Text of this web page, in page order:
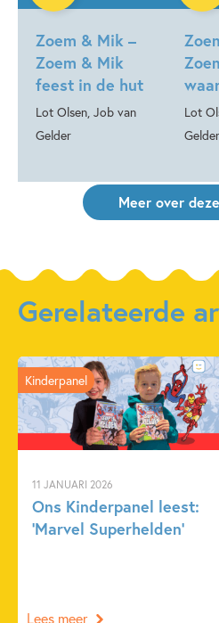
Zoem & Mik –
Zoem & Mik
feest in de hut
Lot Olsen, Job van
Gelder
Lot
Gelder
Meer over
Gerelateerde
11 JANUARI 2026
Ons Kinderpanel leest:
‘Marvel Superhelden’
Kinderpanel
Lees meer